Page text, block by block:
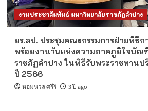
งานประชาสัมพันธ์ มหาวิทยาลัยราชภัฏลำปาง
มร.ลป. ประชุมคณะกรรมการฝ่ายพิธีก
พร้อมงานวันแห่งความภาคภูมิใจบัณ
ราชภัฏลำปาง ในพิธีรับพระราชทาน
ปี 2566
หอมนวล ศรีริ 3 ปี ago